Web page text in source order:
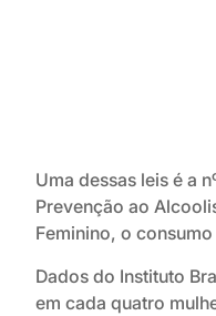
Uma dessas leis é a
Prevenção ao
Feminino, o
Dados do Instituto
em cada quatro